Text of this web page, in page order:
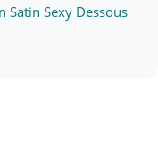
Satin Sexy Dessous